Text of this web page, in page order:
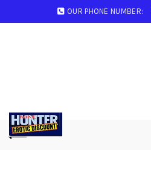
OUR PHONE NUMBER: